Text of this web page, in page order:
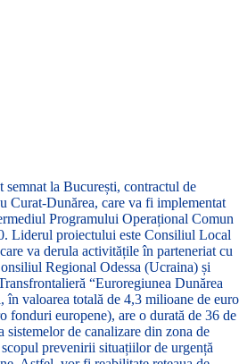
semnat la București, contractul de
Curat-Dunărea, care va fi implementat
Programului Operațional Comun
Liderul proiectului este Consiliul Local
va derula activitățile în parteneriat cu
Regional Odessa (Ucraina) și
“Euroregiunea Dunărea
în valoarea totală de 4,3 milioane de euro
fonduri europene), are o durată de 36 de
de canalizare din zona de
prevenirii situațiilor de urgență